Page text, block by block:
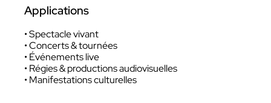
Applications
• Spectacle vivant
• Concerts & tournées
• Événements live
• Régies & productions audiovisuelles
• Manifestations culturelles